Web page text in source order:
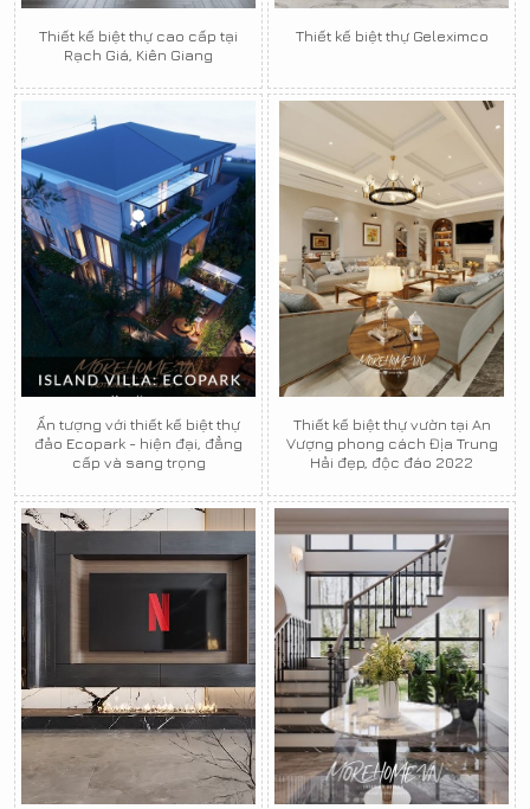
Thiết kế biệt thự cao cấp tại
Rạch Giá, Kiên Giang
Thiết kế biệt thự Geleximco
Ấn tượng với thiết kế biệt thự
đảo Ecopark - hiện đại, đẳng
cấp và sang trọng
Thiết kế biệt thự vườn tại An
Vượng phong cách Địa Trung
Hải đẹp, độc đáo 2022